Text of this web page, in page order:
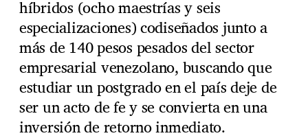
híbridos (ocho maestrías y seis
especializaciones) codiseñados junto a
más de 140 pesos pesados del sector
empresarial venezolano, buscando que
estudiar un postgrado en el país deje de
ser un acto de fe y se convierta en una
inversión de retorno inmediato.